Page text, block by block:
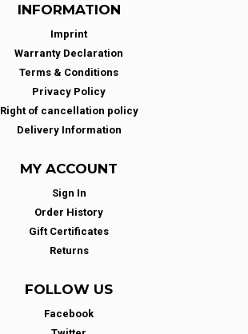
INFORMATION
Imprint
Warranty Declaration
Terms & Conditions
Privacy Policy
Right of cancellation policy
Delivery Information
MY ACCOUNT
Sign In
Order History
Gift Certificates
Returns
FOLLOW US
Facebook